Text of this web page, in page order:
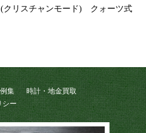
(クリスチャンモード) クォーツ式
集
時計・地金買取
シー